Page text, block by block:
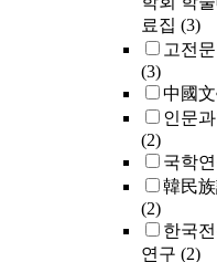
료집 (3)
고전
(3)
中國
인문
(2)
국학
韓民
(2)
한국
연구 (2)